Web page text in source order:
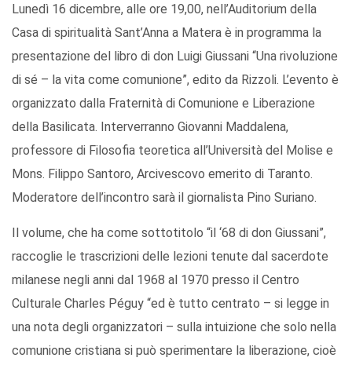
Lunedì 16 dicembre, alle ore 19,00, nell’Auditorium della
Casa di spiritualità Sant’Anna a Matera è in programma la
presentazione del libro di don Luigi Giussani “Una rivoluzione
di sé – la vita come comunione”, edito da Rizzoli. L’evento è
organizzato dalla Fraternità di Comunione e Liberazione
della Basilicata. Interverranno Giovanni Maddalena,
professore di Filosofia teoretica all’Università del Molise e
Mons. Filippo Santoro, Arcivescovo emerito di Taranto.
Moderatore dell’incontro sarà il giornalista Pino Suriano.
Il volume, che ha come sottotitolo “il ‘68 di don Giussani”,
raccoglie le trascrizioni delle lezioni tenute dal sacerdote
milanese negli anni dal 1968 al 1970 presso il Centro
Culturale Charles Péguy “ed è tutto centrato – si legge in
una nota degli organizzatori – sulla intuizione che solo nella
comunione cristiana si può sperimentare la liberazione, cioè